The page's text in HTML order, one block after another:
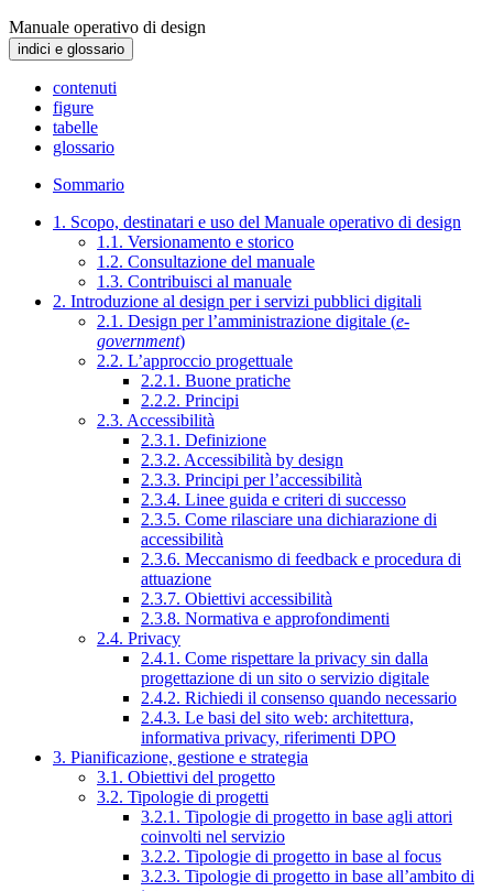
Manuale operativo di design
indici e glossario
contenuti
figure
tabelle
glossario
Sommario
1. Scopo, destinatari e uso del Manuale operativo di design
1.1. Versionamento e storico
1.2. Consultazione del manuale
1.3. Contribuisci al manuale
2. Introduzione al design per i servizi pubblici digitali
2.1. Design per l’amministrazione digitale (e-
government)
2.2. L’approccio progettuale
2.2.1. Buone pratiche
2.2.2. Principi
2.3. Accessibilità
2.3.1. Definizione
2.3.2. Accessibilità by design
2.3.3. Principi per l’accessibilità
2.3.4. Linee guida e criteri di successo
2.3.5. Come rilasciare una dichiarazione di
accessibilità
2.3.6. Meccanismo di feedback e procedura di
attuazione
2.3.7. Obiettivi accessibilità
2.3.8. Normativa e approfondimenti
2.4. Privacy
2.4.1. Come rispettare la privacy sin dalla
progettazione di un sito o servizio digitale
2.4.2. Richiedi il consenso quando necessario
2.4.3. Le basi del sito web: architettura,
informativa privacy, riferimenti DPO
3. Pianificazione, gestione e strategia
3.1. Obiettivi del progetto
3.2. Tipologie di progetti
3.2.1. Tipologie di progetto in base agli attori
coinvolti nel servizio
3.2.2. Tipologie di progetto in base al focus
3.2.3. Tipologie di progetto in base all’ambito di